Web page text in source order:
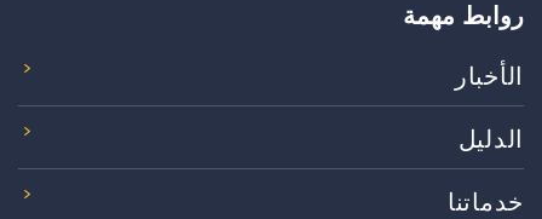
روابط مهمة
الأخبار
الدليل
خدماتنا